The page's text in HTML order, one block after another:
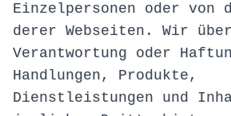
Einzelpersonen oder von
derer Webseiten. Wir
Verantwortung oder
Handlungen, Produkte,
Dienstleistungen und